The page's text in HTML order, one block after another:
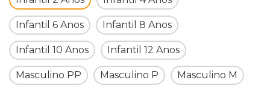
Infantil 6 Anos Infantil 8 Anos
Infantil 10 Anos Infantil 12 Anos
Masculino PP Masculino P Masculino M